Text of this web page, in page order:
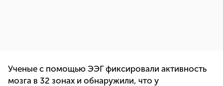
Ученые с помощью ЭЭГ фиксировали активность
мозга в 32 зонах и обнаружили, что у